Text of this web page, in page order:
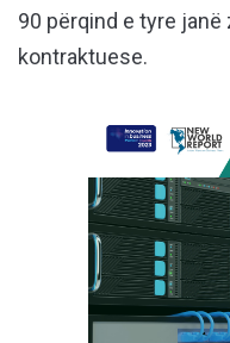
90 përqind e tyre
kontraktuese.